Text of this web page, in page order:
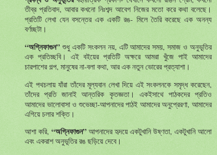
তীব্র প্রতিবাদ, আবার কখনো নিঃশব্দ আবেগ নিজের মতো করে কথা বলেছে ।
প্রতিটি লেখা যেন বসন্তের এক একটি রঙ- মিলে তৈরি করেছে এক অনন্য
বর্ণচ্ছটা ।
“অগ্নিফাগুন” শুধু একটি সংকলন নয়, এটি আমাদের সময়,সমাজ ও অনুভূতির
এক প্রতিচ্ছবি। এই বইয়ের প্রতিটি অক্ষরে আমরা খুঁজে পাই আমাদের
চারপাশেরগল্প, মানুষেরনা-বলাকথা, আরএকনতুনভোরেরপ্রত্যাশা ।
এই পথচলায় যাঁরা তাঁদের মূল্যবান লেখা দিয়ে এই সংকলনকে সমৃদ্ধ করেছেন,
তাঁদের প্রতি জানাই আন্তরিক কৃতজ্ঞতা। একইসাথে পাঠকদের প্রতিও
আমাদের ভালোবাসা ও শুভেচ্ছা-আপনাদের পাঠই আমাদের অনুপ্রেরণা,আমাদের
এগিয়েচলারশক্তি।
আশা করি, “অগ্নিফাগুন” আপনাদের হৃদয়ে একটুখানি উষ্ণতা, একটুখানি আলো
এবংএকরাশঅনুভূতিররঙ ছড়িয়েদেবে।